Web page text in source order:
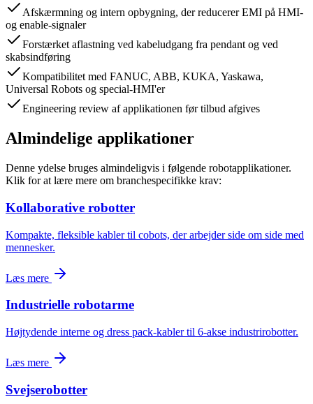
Afskærmning og intern opbygning, der reducerer EMI på HMI-
og enable-signaler
Forstærket aflastning ved kabeludgang fra pendant og ved
skabsindføring
Kompatibilitet med FANUC, ABB, KUKA, Yaskawa,
Universal Robots og special-HMI'er
Engineering review af applikationen før tilbud afgives
Almindelige applikationer
Denne ydelse bruges almindeligvis i følgende robotapplikationer.
Klik for at lære mere om branchespecifikke krav:
Kollaborative robotter
Kompakte, fleksible kabler til cobots, der arbejder side om side med
mennesker.
Læs mere
Industrielle robotarme
Højtydende interne og dress pack-kabler til 6-akse industrirobotter.
Læs mere
Svejserobotter